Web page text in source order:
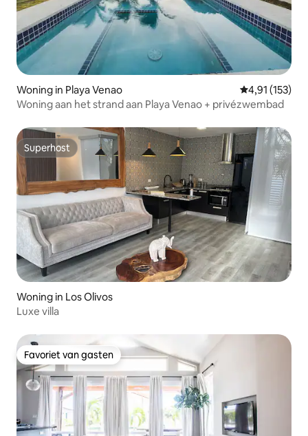
Woning in Playa Venao Gemiddelde
4,91 (153)
Woning aan het strand aan Playa Venao + privézwembad
Superhost
Superhost
Woning in Los Olivos
Luxe villa
Favoriet van gasten
Favoriet van gasten